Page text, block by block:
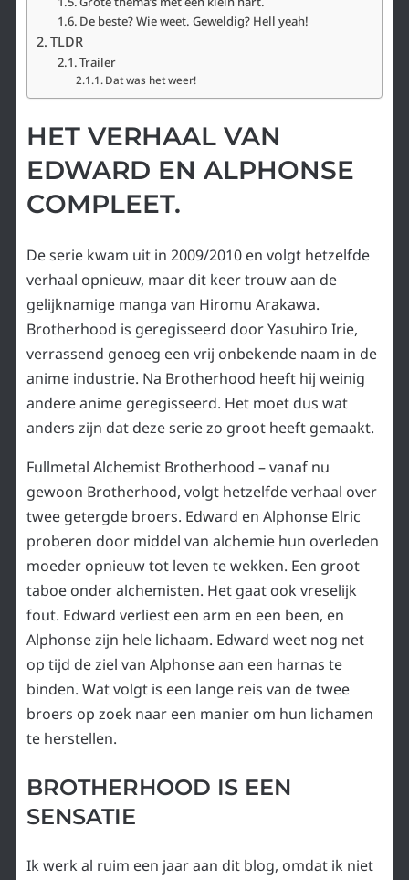
De beste? Wie weet. Geweldig? Hell yeah!
TLDR
Trailer
Dat was het weer!
HET VERHAAL VAN
EDWARD EN ALPHONSE
COMPLEET.
De serie kwam uit in 2009/2010 en volgt hetzelfde
verhaal opnieuw, maar dit keer trouw aan de
gelijknamige manga van Hiromu Arakawa.
Brotherhood is geregisseerd door Yasuhiro Irie,
verrassend genoeg een vrij onbekende naam in de
anime industrie. Na Brotherhood heeft hij weinig
andere anime geregisseerd. Het moet dus wat
anders zijn dat deze serie zo groot heeft gemaakt.
Fullmetal Alchemist Brotherhood – vanaf nu
gewoon Brotherhood, volgt hetzelfde verhaal over
twee getergde broers. Edward en Alphonse Elric
proberen door middel van alchemie hun overleden
moeder opnieuw tot leven te wekken. Een groot
taboe onder alchemisten. Het gaat ook vreselijk
fout. Edward verliest een arm en een been, en
Alphonse zijn hele lichaam. Edward weet nog net
op tijd de ziel van Alphonse aan een harnas te
binden. Wat volgt is een lange reis van de twee
broers op zoek naar een manier om hun lichamen
te herstellen.
BROTHERHOOD IS EEN
SENSATIE
Ik werk al ruim een jaar aan dit blog, omdat ik niet